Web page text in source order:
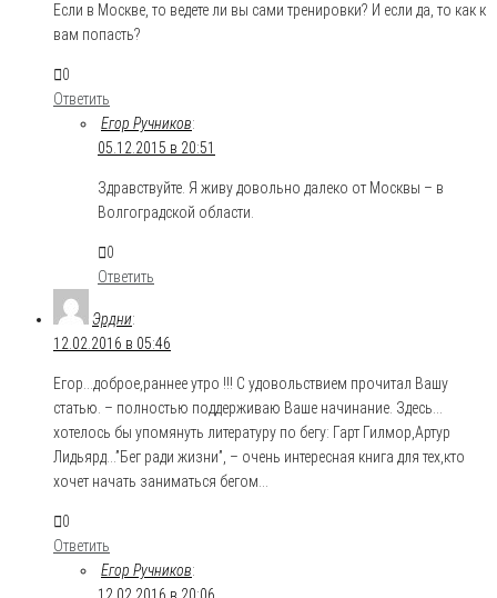
Если в Москве, то ведете ли вы сами тренировки? И если да, то как к
вам попасть?
0
Ответить
Егор Ручников:
05.12.2015 в 20:51
Здравствуйте. Я живу довольно далеко от Москвы – в
Волгоградской области.
0
Ответить
Эрдни:
12.02.2016 в 05:46
Егор…доброе,раннее утро !!! С удовольствием прочитал Вашу
статью. – полностью поддерживаю Ваше начинание. Здесь…
хотелось бы упомянуть литературу по бегу: Гарт Гилмор,Артур
Лидьярд…”Бег ради жизни”, – очень интересная книга для тех,кто
хочет начать заниматься бегом…
0
Ответить
Егор Ручников: